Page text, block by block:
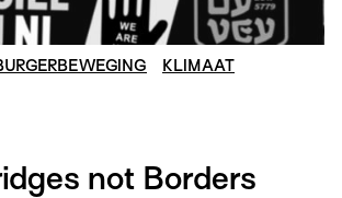
KLIMAAT
not Borders